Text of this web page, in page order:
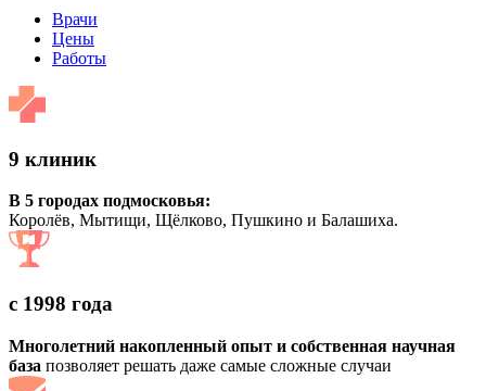
Врачи
Цены
Работы
9 клиник
В 5 городах подмосковья:
Королёв, Мытищи, Щёлково, Пушкино и Балашиха.
с 1998 года
Многолетний накопленный опыт и собственная научная
база позволяет решать даже самые сложные случаи